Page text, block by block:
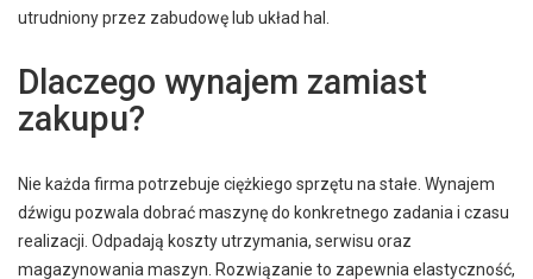
utrudniony przez zabudowę lub układ hal.
Dlaczego wynajem zamiast
zakupu?
Nie każda firma potrzebuje ciężkiego sprzętu na stałe. Wynajem
dźwigu pozwala dobrać maszynę do konkretnego zadania i czasu
realizacji. Odpadają koszty utrzymania, serwisu oraz
magazynowania maszyn. Rozwiązanie to zapewnia elastyczność,